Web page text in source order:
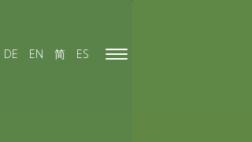
Toggle
DE EN 简 ES